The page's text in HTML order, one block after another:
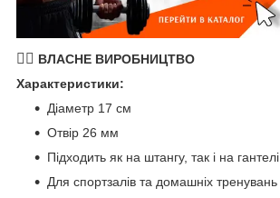
🏋️‍♂️ ВЛАСНЕ ВИРОБНИЦТВО
Характеристики:
Діаметр 17 см
Отвір 26 мм
Підходить як на штангу, так і на гантелі
Для спортзалів та домашніх тренувань